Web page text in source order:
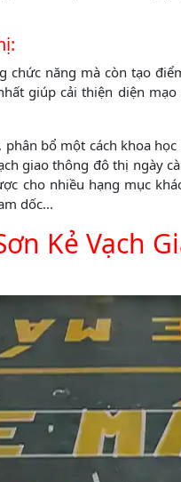
chức năng mà còn tạo
giúp cải thiện diện
bổ một cách khoa
giao thông đô thị ngày
cho nhiều hạng mục
dốc...
Kẻ Vạch